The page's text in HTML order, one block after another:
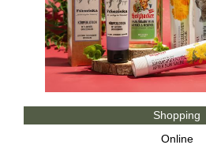
Shopping
Online